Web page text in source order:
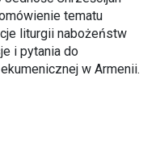
tematu
liturgii nabożeństw
i pytania do
w Armenii.